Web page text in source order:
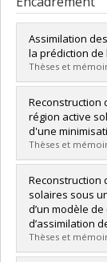
Assimilation
la prédiction de
Thèses et
Diplômé(e) :
Cycle : Doctorat
Diplôme
Lien vers le
Reconstruction
région active
d'une
Thèses et
Diplômé(e) :
Cycle :Maîtrise
Diplôme
Lien vers le
Reconstruction
solaires sous
d’un modèle
d’assimilation
Thèses et